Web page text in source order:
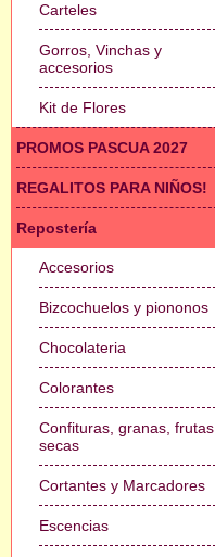
Carteles
Gorros, Vinchas y
accesorios
Kit de Flores
PROMOS PASCUA 2027
REGALITOS PARA NIÑOS!
Repostería
Accesorios
Bizcochuelos y piononos
Chocolateria
Colorantes
Confituras, granas, frutas
secas
Cortantes y Marcadores
Escencias